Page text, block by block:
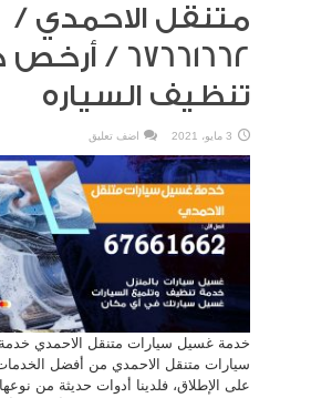
متنقل الاحمدي /
67661662 /
تنظيف السياره
3 مايو، 2021 اضف تعليق
خدمة غسيل سيارات متنقل الاحمدي
سيارات متنقل الاحمدي من أفضل
على الإطلاق، فلدينا أدوات حديثة من